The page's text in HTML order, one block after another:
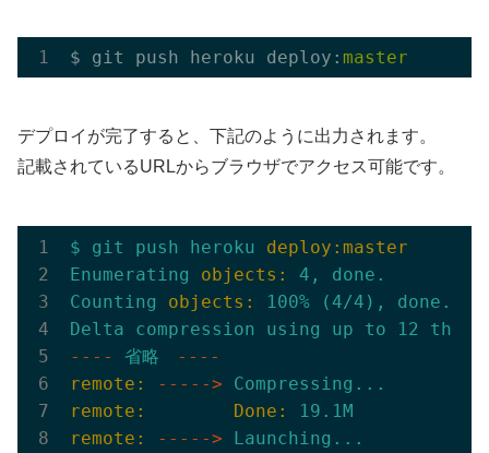
$ git push heroku deploy: master
デプロイが完了すると、下記のように出力されます。
記載されているURLからブラウザでアクセス可能です。
$ git push heroku
deploy:master
Enumerating
objects: 4 ,
done.
Counting
objects: 100% (4/4),
done.
Delta
compression using up to 12
- --- 省略
----
remote:
----->
Compressing...
remote:
Done: 19.1 M
remote:
-----> Launching...